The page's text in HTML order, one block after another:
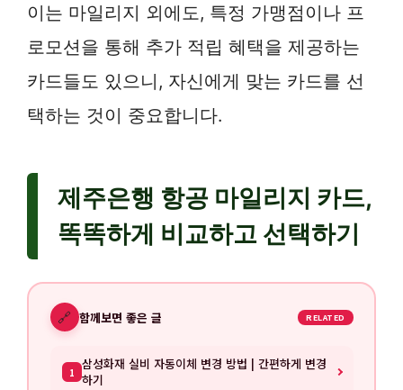
이는 마일리지 외에도, 특정 가맹점이나 프
로모션을 통해 추가 적립 혜택을 제공하는
카드들도 있으니, 자신에게 맞는 카드를 선
택하는 것이 중요합니다.
제주은행 항공 마일리지 카드,
똑똑하게 비교하고 선택하기
🔗 함께보면 좋은 글 RELATED
1 삼성화재 실비 자동이체 변경 방법 | 간편하게 변경
하기